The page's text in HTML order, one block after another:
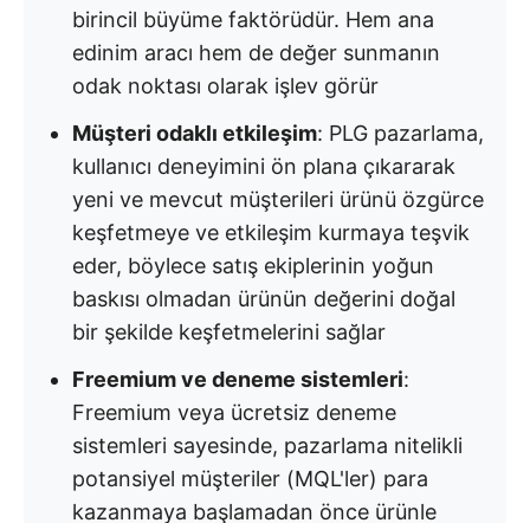
birincil büyüme faktörüdür. Hem ana
edinim aracı hem de değer sunmanın
odak noktası olarak işlev görür
Müşteri odaklı etkileşim: PLG pazarlama,
kullanıcı deneyimini ön plana çıkararak
yeni ve mevcut müşterileri ürünü özgürce
keşfetmeye ve etkileşim kurmaya teşvik
eder, böylece satış ekiplerinin yoğun
baskısı olmadan ürünün değerini doğal
bir şekilde keşfetmelerini sağlar
Freemium ve deneme sistemleri:
Freemium veya ücretsiz deneme
sistemleri sayesinde, pazarlama nitelikli
potansiyel müşteriler (MQL'ler) para
kazanmaya başlamadan önce ürünle